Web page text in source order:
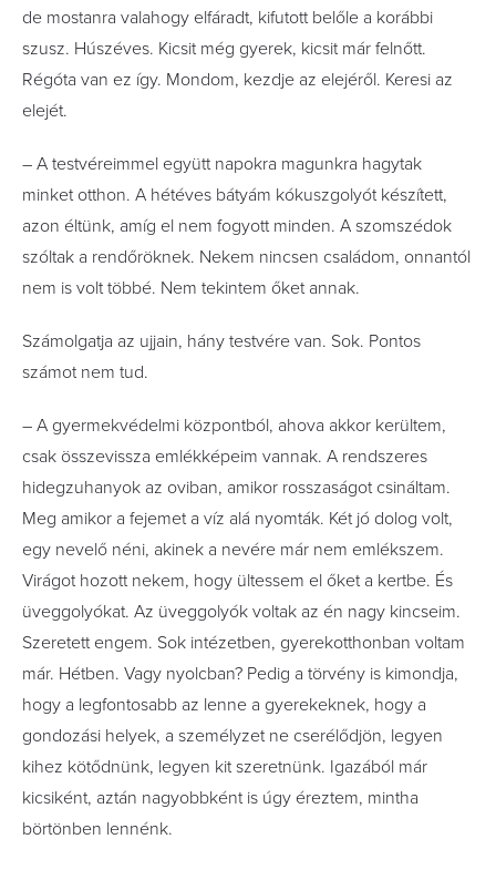
de mostanra valahogy elfáradt, kifutott belőle a korábbi
szusz. Húszéves. Kicsit még gyerek, kicsit már felnőtt.
Régóta van ez így. Mondom, kezdje az elejéről. Keresi az
elejét.
– A testvéreimmel együtt napokra magunkra hagytak
minket otthon. A hétéves bátyám kókuszgolyót készített,
azon éltünk, amíg el nem fogyott minden. A szomszédok
szóltak a rendőröknek. Nekem nincsen családom, onnantól
nem is volt többé. Nem tekintem őket annak.
Számolgatja az ujjain, hány testvére van. Sok. Pontos
számot nem tud.
– A gyermekvédelmi központból, ahova akkor kerültem,
csak összevissza emlékképeim vannak. A rendszeres
hidegzuhanyok az oviban, amikor rosszaságot csináltam.
Meg amikor a fejemet a víz alá nyomták. Két jó dolog volt,
egy nevelő néni, akinek a nevére már nem emlékszem.
Virágot hozott nekem, hogy ültessem el őket a kertbe. És
üveggolyókat. Az üveggolyók voltak az én nagy kincseim.
Szeretett engem. Sok intézetben, gyerekotthonban voltam
már. Hétben. Vagy nyolcban? Pedig a törvény is kimondja,
hogy a legfontosabb az lenne a gyerekeknek, hogy a
gondozási helyek, a személyzet ne cserélődjön, legyen
kihez kötődnünk, legyen kit szeretnünk. Igazából már
kicsiként, aztán nagyobbként is úgy éreztem, mintha
börtönben lennénk.